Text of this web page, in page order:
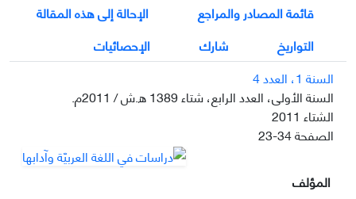
قائمة المصادر والمراجع
الإحالة إلى هذه المقالة
التواريخ
شارك
الإحصائيات
السنة 1، العدد 4
السنة الأولى، العدد الرابع، شتاء 1389 ه.ش / 2011م.
الشتاء 2011
الصفحة23-34
المؤلف